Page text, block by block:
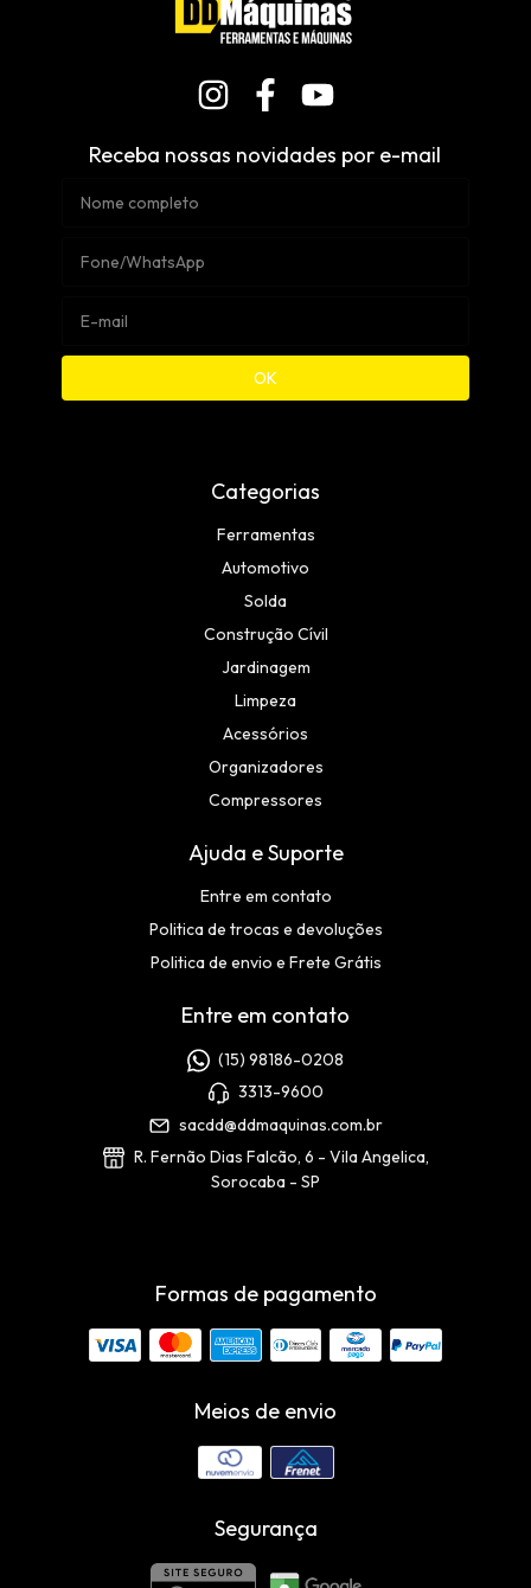
Receba nossas novidades por e-mail
Categorias
Ferramentas
Automotivo
Solda
Construção Cívil
Jardinagem
Limpeza
Acessórios
Organizadores
Compressores
Ajuda e Suporte
Entre em contato
Politica de trocas e devoluções
Politica de envio e Frete Grátis
Entre em contato
(15) 98186-0208
3313-9600
sacdd@ddmaquinas.com.br
R. Fernão Dias Falcão, 6 - Vila Angelica,
Sorocaba - SP
Formas de pagamento
Meios de envio
Segurança